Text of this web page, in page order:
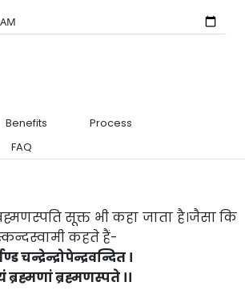
Benefits
Process
FAQ
सूक्त भी कहा जाता है।जैसा कि
कहते हैं-
चन्द्रेन्द्रोपेन्द्रवन्दित ।
ब्रह्मणस्पते ।।